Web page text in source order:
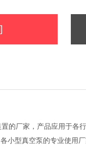
的厂家，产品应用于各
小型真空泵的专业使用厂